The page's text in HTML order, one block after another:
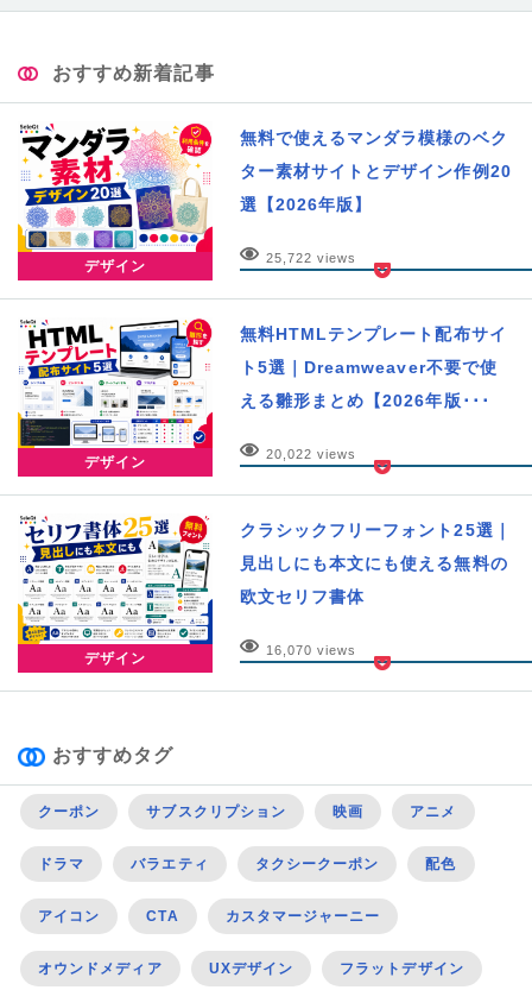
おすすめ新着記事
デザイン
無料で使えるマンダラ模様のベク
ター素材サイトとデザイン作例20
選【2026年版】
25,722 views
デザイン
無料HTMLテンプレート配布サイ
ト5選｜Dreamweaver不要で使
える雛形まとめ【2026年版･･･
20,022 views
デザイン
クラシックフリーフォント25選｜
見出しにも本文にも使える無料の
欧文セリフ書体
16,070 views
おすすめタグ
クーポン サブスクリプション 映画 アニメ
ドラマ バラエティ タクシークーポン 配色
アイコン CTA カスタマージャーニー
オウンドメディア UXデザイン フラットデザイン